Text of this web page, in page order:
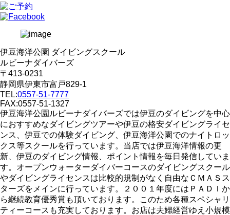
伊豆海洋公園 ダイビングスクール
ルビーナダイバーズ
〒413-0231
静岡県伊東市富戸829-1
TEL:0557-51-7777
FAX:0557-51-1327
伊豆海洋公園ルビーナダイバーズでは伊豆のダイビングを中心
におすすめなダイビングツアーや伊豆の格安ダイビングライセ
ンス、伊豆での体験ダイビング、伊豆海洋公園でのナイトロッ
クス等スクールを行っています。当店では伊豆海洋情報の更
新、伊豆のダイビング情報、ポイント情報を毎日発信していま
す。オープンウォーターダイバーコースのダイビングスクール
やダイビングライセンスは比較的規制がなく自由なＣＭＡＳス
ターズをメインに行っています。２００１年度にはＰＡＤＩか
ら継続教育優秀賞も頂いております。このため各種スペシャリ
ティーコースも充実しております。お店は夫婦経営ゆえ小規模